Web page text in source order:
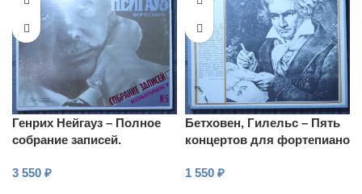
Генрих Нейгауз – Полное
собрание записей.
3 550 ₽
Бетховен, Гилельс – Пять
концертов для фортепиано
1 550 ₽